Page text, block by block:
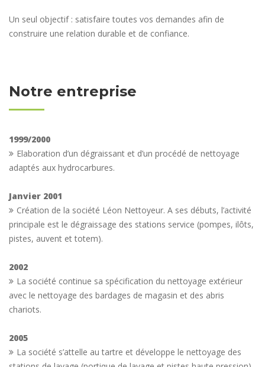
Un seul objectif : satisfaire toutes vos demandes afin de
construire une relation durable et de confiance.
Notre entreprise
1999/2000
Elaboration d’un dégraissant et d’un procédé de nettoyage
adaptés aux hydrocarbures.
Janvier 2001
Création de la société Léon Nettoyeur. A ses débuts, l’activité
principale est le dégraissage des stations service (pompes, ilôts,
pistes, auvent et totem).
2002
La société continue sa spécification du nettoyage extérieur
avec le nettoyage des bardages de magasin et des abris
chariots.
2005
La société s’attelle au tartre et développe le nettoyage des